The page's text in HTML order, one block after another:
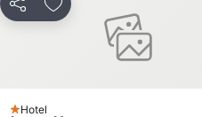
PartilharAdicionar aos favoritos
Hotel